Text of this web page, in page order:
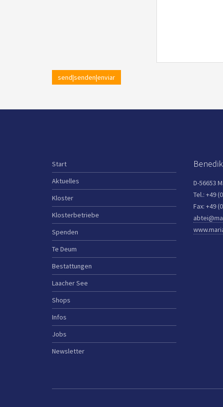
send|senden|enviar
Start
Aktuelles
Kloster
Klosterbetriebe
Spenden
Te Deum
Bestattungen
Laacher See
Shops
Infos
Jobs
Newsletter
D-56653
Tel.: +49
Fax: +49